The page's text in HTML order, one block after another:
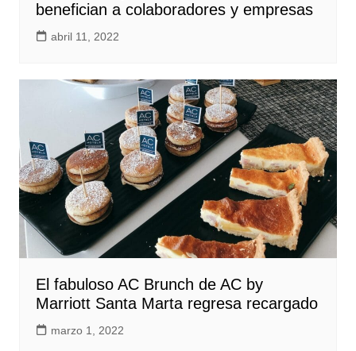
benefician a colaboradores y empresas
abril 11, 2022
El fabuloso AC Brunch de AC by
Marriott Santa Marta regresa recargado
marzo 1, 2022